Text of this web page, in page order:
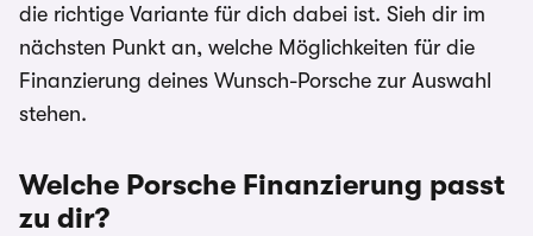
die richtige Variante für dich dabei ist. Sieh dir im
nächsten Punkt an, welche Möglichkeiten für die
Finanzierung deines Wunsch-Porsche zur Auswahl
stehen.
Welche Porsche Finanzierung passt
zu dir?